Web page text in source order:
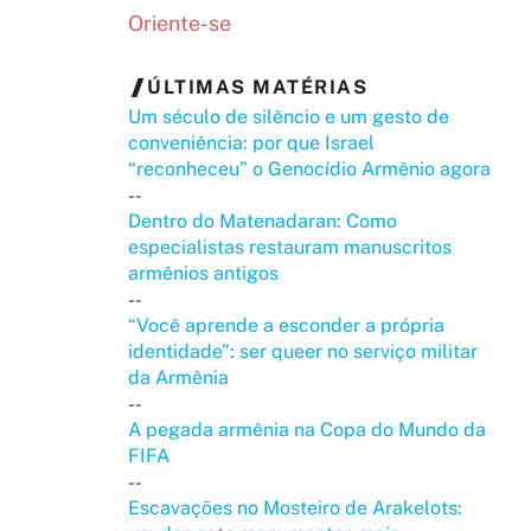
Oriente-se
ÚLTIMAS MATÉRIAS
Um século de silêncio e um gesto de
conveniência: por que Israel
“reconheceu” o Genocídio Armênio agora
--
Dentro do Matenadaran: Como
especialistas restauram manuscritos
armênios antigos
--
“Você aprende a esconder a própria
identidade”: ser queer no serviço militar
da Armênia
--
A pegada armênia na Copa do Mundo da
FIFA
--
Escavações no Mosteiro de Arakelots: